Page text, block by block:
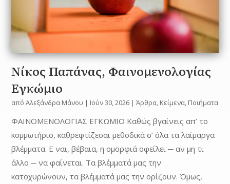
Νίκος Παπάνας, Φαινομενολογίας
Εγκώμιο
απόΑλεξάνδρα Μάνου | Ιούν 30, 2026 |Άρθρα, Κείμενα, Ποιήματα
ΦΑΙΝΟΜΕΝΟΛΟΓΙΑΣ ΕΓΚΩΜΙΟ Καθώς βγαίνεις απ’ το
κομμωτήριο, καθρεφτίζεσαι μεθοδικά σ’ όλα τα λαίμαργα
βλέμματα. Ε ναι, βέβαια, η ομορφιά οφείλει ─ αν μη τι
άλλο ─ να φαίνεται. Τα βλέμματά μας την
κατοχυρώνουν, τα βλέμματά μας την ορίζουν. Όμως,